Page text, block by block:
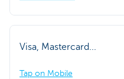
Visa, Mastercard...
Tap on Mobile